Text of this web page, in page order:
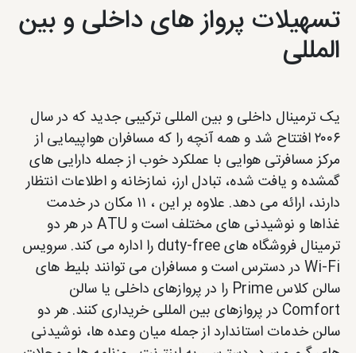
تسهیلات پرواز های داخلی و بین
المللی
یک ترمینال داخلی و بین المللی ترکیبی جدید که در سال
۲۰۰۶ افتتاح شد و همه آنچه را که مسافران هواپیمایی از
مرکز مسافرتی هوایی با عملکرد خوب از جمله دارایی های
گمشده و یافت شده، تبادل ارز، نمازخانه و اطلاعات انتظار
دارند، ارائه می دهد. علاوه بر این ، ۱۱ مکان در خدمت
غذاها و نوشیدنی های مختلف است و ATU در هر دو
ترمینال فروشگاه های duty-free را اداره می کند. سرویس
Wi-Fi در دسترس است و مسافران می توانند بلیط های
سالن کلاس Prime را در پروازهای داخلی یا سالن
Comfort در پروازهای بین المللی خریداری کنند. هر دو
سالن خدمات استاندارد از جمله میان وعده ها، نوشیدنی